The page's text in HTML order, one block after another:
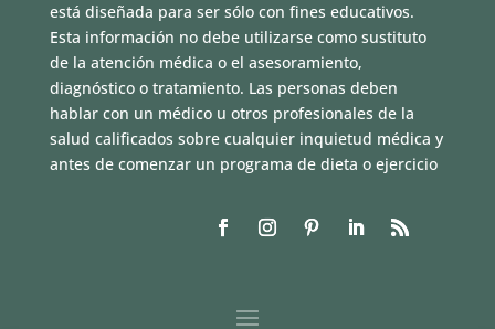
está diseñada para ser sólo con fines educativos.
Esta información no debe utilizarse como sustituto
de la atención médica o el asesoramiento,
diagnóstico o tratamiento. Las personas deben
hablar con un médico u otros profesionales de la
salud calificados sobre cualquier inquietud médica y
antes de comenzar un programa de dieta o ejercicio